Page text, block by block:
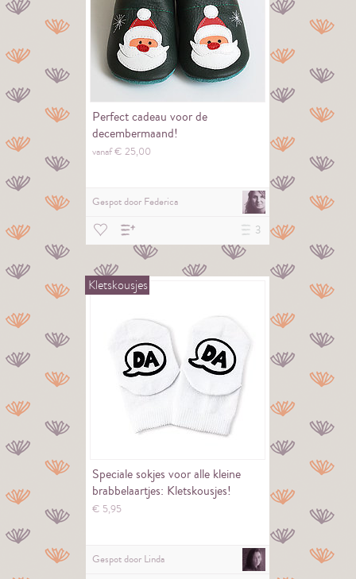
Perfect cadeau voor de
decembermaand!
vanaf €25,00
Gespot door Federica
3
Kletskousjes
Speciale sokjes voor alle kleine
brabbelaartjes: Kletskousjes!
€ 5,95
Gespot door Linda